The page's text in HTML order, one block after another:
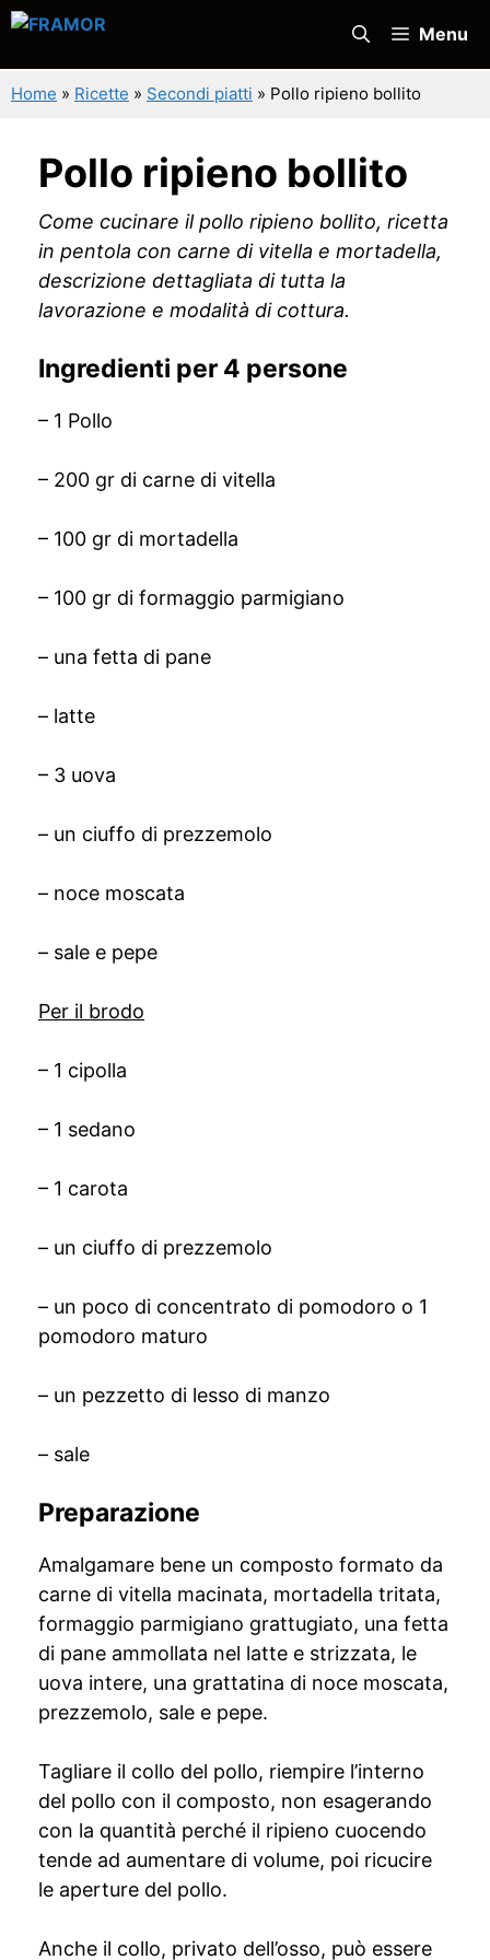
Vai
contenuto
Menu
Home » Ricette » Secondi piatti » Pollo ripieno bollito
Pollo ripieno bollito
Come cucinare il pollo ripieno bollito, ricetta
in pentola con carne di vitella e mortadella,
descrizione dettagliata di tutta la
lavorazione e modalità di cottura.
Ingredienti per 4 persone
– 1 Pollo
– 200 gr di carne di vitella
– 100 gr di mortadella
– 100 gr di formaggio parmigiano
– una fetta di pane
– latte
– 3 uova
– un ciuffo di prezzemolo
– noce moscata
– sale e pepe
Per il brodo
– 1 cipolla
– 1 sedano
– 1 carota
– un ciuffo di prezzemolo
– un poco di concentrato di pomodoro o 1
pomodoro maturo
– un pezzetto di lesso di manzo
– sale
Preparazione
Amalgamare bene un composto formato da
carne di vitella macinata, mortadella tritata,
formaggio parmigiano grattugiato, una fetta
di pane ammollata nel latte e strizzata, le
uova intere, una grattatina di noce moscata,
prezzemolo, sale e pepe.
Tagliare il collo del pollo, riempire l’interno
del pollo con il composto, non esagerando
con la quantità perché il ripieno cuocendo
tende ad aumentare di volume, poi ricucire
le aperture del pollo.
Anche il collo, privato dell’osso, può essere